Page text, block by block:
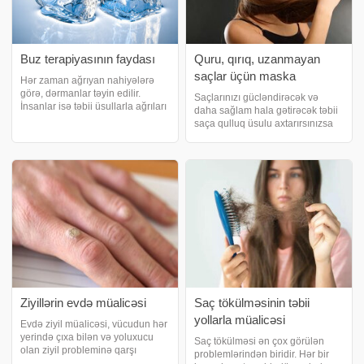
Buz terapiyasının faydası
Hər zaman ağrıyan nahiyələrə
görə, dərmanlar təyin edilir.
İnsanlar isə təbii üsullarla ağrıları
araşdırmalara görə, bir sıra
dərdləri dərmansız müalicə
etmək mümkündür
Quru, qırıq, uzanmayan
saçlar üçün maska
Saçlarınızı gücləndirəcək və
daha sağlam hala gətirəcək təbii
saça qulluq üsulu axtarırsınızsa
tərkibində nəmləndirən, bir çox
yağ və proteinlər mövcuddur.
xəbər veri
Ziyillərin evdə müalicəsi
Evdə ziyil müalicəsi, vücudun hər
yerində çıxa bilən və yoluxucu
olan ziyil probleminə qarşı
Saç tökülməsinin təbii
yollarla müalicəsi
Saç tökülməsi ən çox görülən
problemlərindən biridir. Hər bir